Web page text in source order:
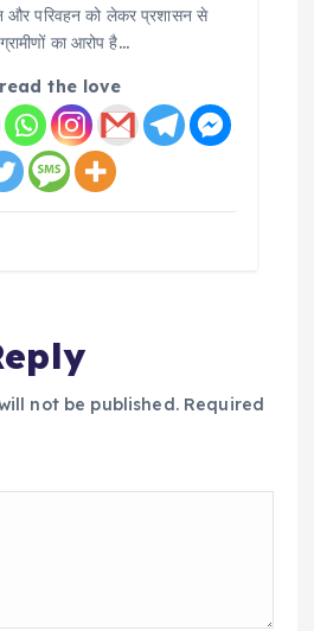
परिवहन को लेकर प्रशासन से
का आरोप है…
the love
not be published. Required